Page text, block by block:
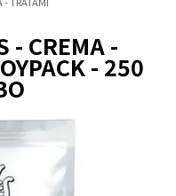
- CREMA -
- 250